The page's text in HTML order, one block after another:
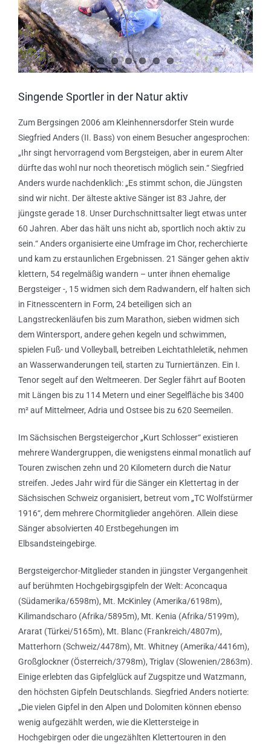
Singende Sportler in der Natur aktiv
Zum Bergsingen 2006 am Kleinhennersdorfer Stein wurde
Siegfried Anders (II. Bass) von einem Besucher angesprochen:
„Ihr singt hervorragend vom Bergsteigen, aber in eurem Alter
dürfte das wohl nur noch theoretisch möglich sein.“ Siegfried
Anders wurde nachdenklich: „Es stimmt schon, die Jüngsten
sind wir nicht. Der älteste aktive Sänger ist 83 Jahre, der
jüngste gerade 18. Unser Durchschnittsalter liegt etwas unter
60 Jahren. Aber das hält uns nicht ab, sportlich noch aktiv zu
sein.“ Anders organisierte eine Umfrage im Chor, recherchierte
und kam zu erstaunlichen Ergebnissen. 21 Sänger gehen aktiv
klettern, 54 regelmäßig wandern – unter ihnen ehemalige
Bergsteiger -, 15 widmen sich dem Radwandern, elf halten sich
in Fitnesscentern in Form, 24 beteiligen sich an
Langstreckenläufen bis zum Marathon, sieben widmen sich
dem Wintersport, andere gehen kegeln und schwimmen,
spielen Fuß- und Volleyball, betreiben Leichtathleletik, nehmen
an Wasserwanderungen teil, starten zu Turniertänzen. Ein I.
Tenor segelt auf den Weltmeeren. Der Segler fährt auf Booten
mit Längen bis zu 114 Metern und einer Segelfläche bis 3400
m² auf Mittelmeer, Adria und Ostsee bis zu 620 Seemeilen.
Im Sächsischen Bergsteigerchor „Kurt Schlosser“ existieren
mehrere Wandergruppen, die wenigstens einmal monatlich auf
Touren zwischen zehn und 20 Kilometern durch die Natur
streifen. Jedes Jahr wird für die Sänger ein Klettertag in der
Sächsischen Schweiz organisiert, betreut vom „TC Wolfstürmer
1916“, dem mehrere Chormitglieder angehören. Allein diese
Sänger absolvierten 40 Erstbegehungen im
Elbsandsteingebirge.
Bergsteigerchor-Mitglieder standen in jüngster Vergangenheit
auf berühmten Hochgebirgsgipfeln der Welt: Aconcaqua
(Südamerika/6598m), Mt. McKinley (Amerika/6198m),
Kilimandscharo (Afrika/5895m), Mt. Kenia (Afrika/5199m),
Ararat (Türkei/5165m), Mt. Blanc (Frankreich/4807m),
Matterhorn (Schweiz/4478m), Mt. Whitney (Amerika/4416m),
Großglockner (Österreich/3798m), Triglav (Slowenien/2863m).
Einige erlebten das Gipfelglück auf Zugspitze und Watzmann,
den höchsten Gipfeln Deutschlands. Siegfried Anders notierte:
„Die vielen Gipfel in den Alpen und Dolomiten können ebenso
wenig aufgezählt werden, wie die Klettersteige in
Hochgebirgen oder die ungezählten Klettertouren in den